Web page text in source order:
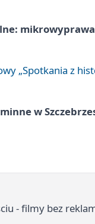
mikrowyprawa
„Spotkania z
w
- filmy bez